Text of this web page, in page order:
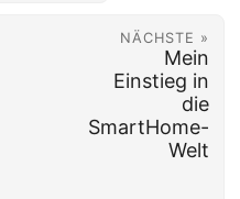
NÄCHSTE »
Mein
Einstieg in
die
SmartHome-
Welt